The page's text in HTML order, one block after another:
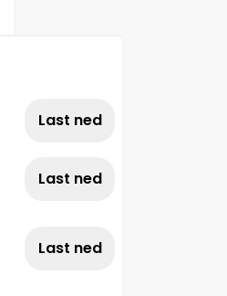
Last ned
Last ned
Last ned